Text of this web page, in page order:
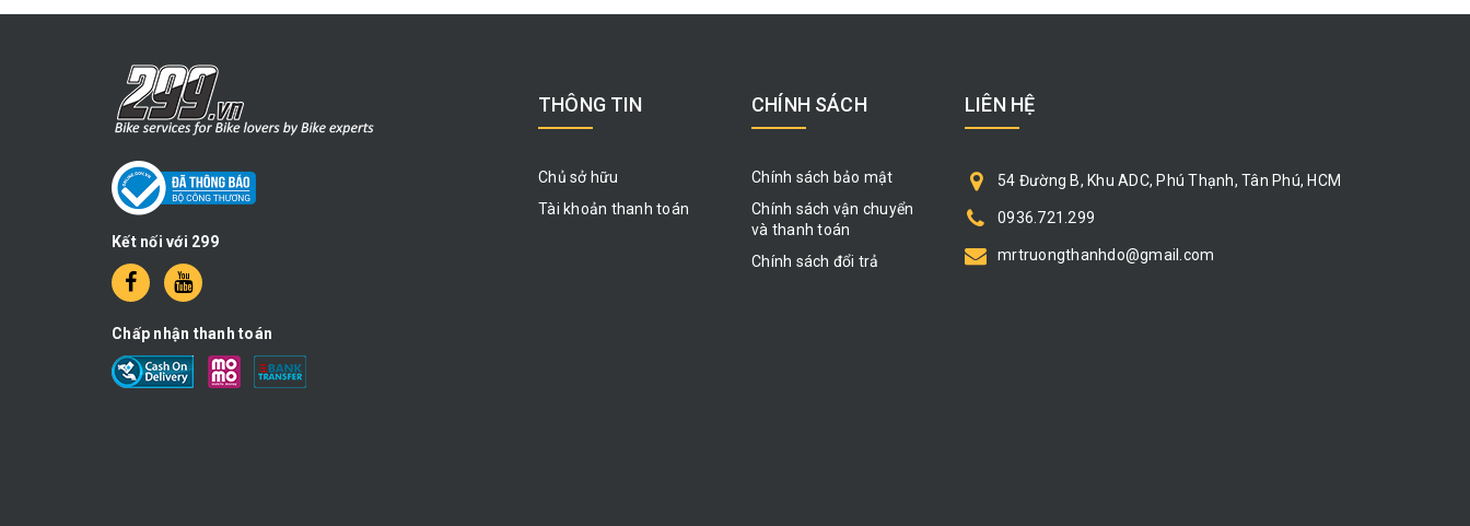
Kết nối với 299
Chấp nhận thanh toán
THÔNG TIN
Chủ sở hữu
Tài khoản thanh toán
CHÍNH SÁCH
Chính sách bảo mật
Chính sách vận chuyển
và thanh toán
Chính sách đổi trả
LIÊN HỆ
54 Đường B, Khu ADC, Phú Thạnh, Tân Phú, HCM
0936.721.299
mrtruongthanhdo@gmail.com